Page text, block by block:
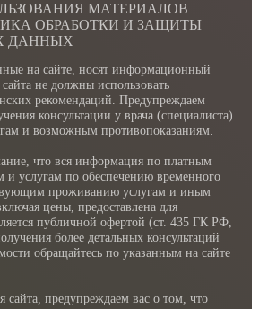
МАТЕРИАЛОВ
ОБРАБОТКИ И ЗАЩИТЫ
ДАННЫХ
на сайте, носят информационный
не должны использовать
рекомендаций. Предупреждаем
консультации у врача (специалиста)
и возможным противопоказаниям.
что вся информация по платным
и услугам по обеспечению временного
проживанию услугам и иным
цены, предоставлена для
публичной офертой (ст. 435 ГК РФ,
более детальных консультаций
обращайтесь по указанным на сайте
сайта, предупреждаем вас о том, что